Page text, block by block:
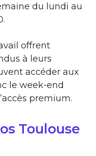
du lundi au
offrent
à leurs
accéder aux
le week-end
premium.
Toulouse